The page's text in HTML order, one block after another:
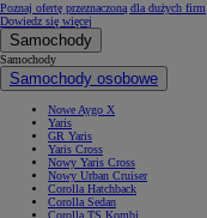
Poznaj ofertę przeznaczoną dla dużych firm
Dowiedz się więcej
Samochody
Samochody
Samochody osobowe
Nowe Aygo X
Yaris
GR Yaris
Yaris Cross
Nowy Yaris Cross
Nowy Urban Cruiser
Corolla Hatchback
Corolla Sedan